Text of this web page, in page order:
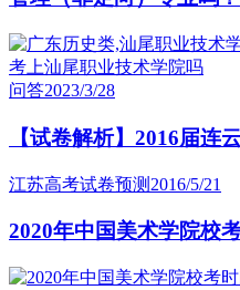
问答2023/3/28
【试卷解析】2016届连
江苏高考试卷预测 2016/5/21
2020年中国美术学院校